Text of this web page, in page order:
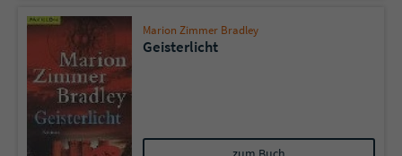
Marion Zimmer Bradley
Geisterlicht